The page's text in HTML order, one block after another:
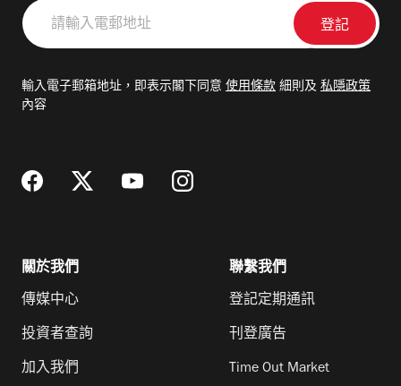
請
輸
郵
輸入電子郵箱地址，即表示閣下同意 使用條款 細則及 私隱政策
內容
關於我們
傳媒中心
投資者查詢
加入我們
聯繫我們
登記定期通訊
刊登廣告
Time Out Market